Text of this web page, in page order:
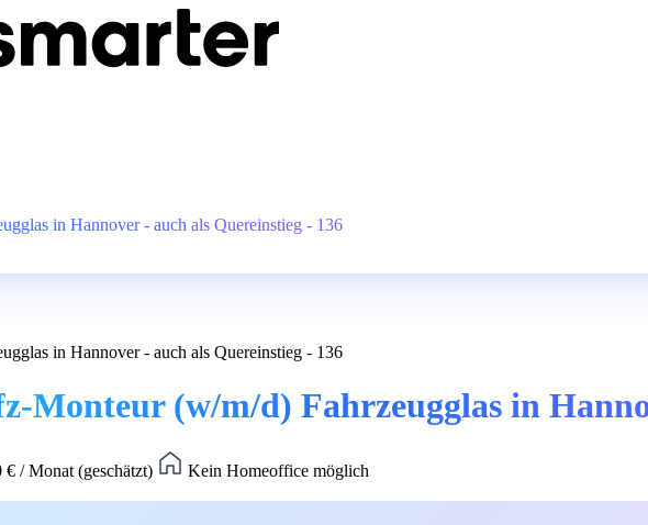
in Hannover - auch als Quereinstieg - 136
in Hannover - auch als Quereinstieg - 136
(w/m/d) Fahrzeugglas in
€ / Monat (geschätzt)
Kein Homeoffice möglich